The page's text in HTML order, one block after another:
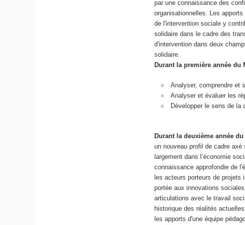
par une connaissance des
organisationnelles. Les
de l'intervention sociale y
solidaire dans le cadre des
d'intervention dans deux
solidaire.
Durant la première année du
Analyser, comprendre et
Analyser et évaluer les
Développer le sens de la
Durant la deuxième année du
un nouveau profil de cadre axé
largement dans l’économie
connaissance approfondie de
les acteurs porteurs de
portée aux innovations
articulations avec le travail
historique des réalités
les apports d'une équipe